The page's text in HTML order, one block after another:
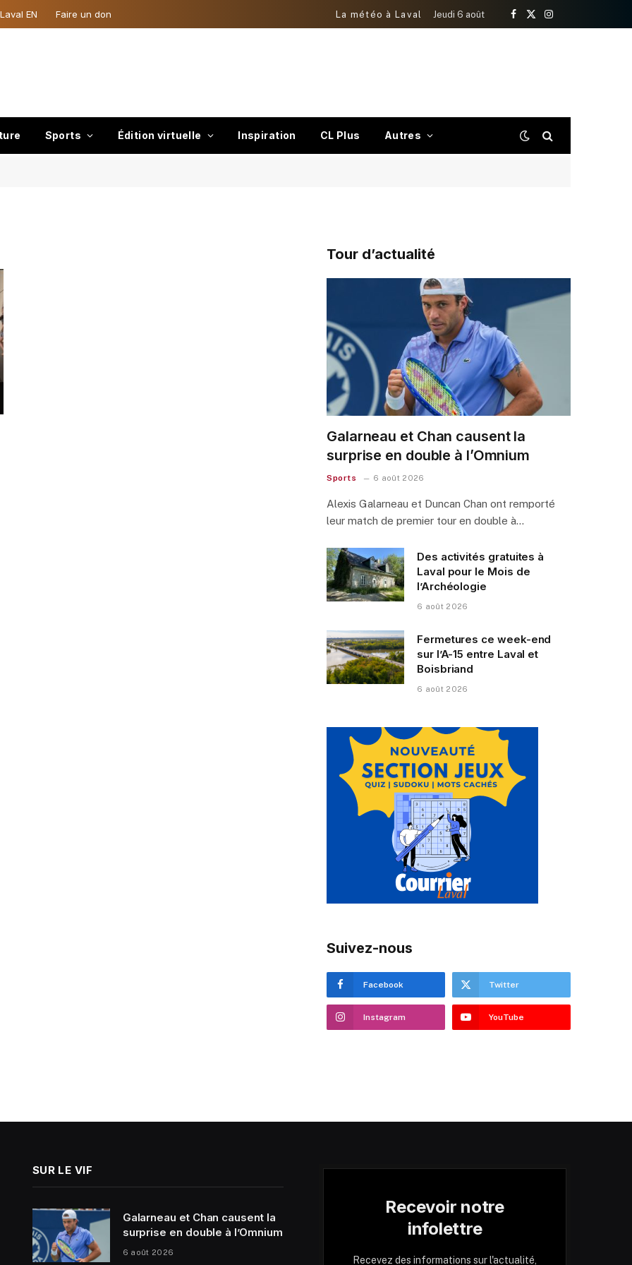
EN Faire un don La météo à Laval Jeudi 6 août
Facebook
X
Instagram
Sports Édition virtuelle Inspiration CL Plus Autres
Tour d’actualité
Galarneau et Chan causent la
surprise en double à l’Omnium
Sports 6 août 2026
Alexis Galarneau et Duncan Chan ont remporté
leur match de premier tour en double à…
Des activités gratuites à
Laval pour le Mois de
l’Archéologie
6 août 2026
Fermetures ce week-end
sur l’A-15 entre Laval et
Boisbriand
6 août 2026
Suivez-nous
Facebook Twitter
Instagram YouTube
SUR LE VIF
Galarneau et Chan causent la
surprise en double à l’Omnium
6 août 2026
Recevoir notre
infolettre
Recevez des informations sur l'actualité,